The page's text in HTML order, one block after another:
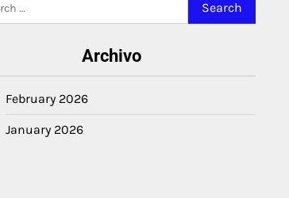
Archivo
February 2026
January 2026